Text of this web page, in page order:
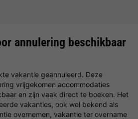
annulering beschikbaar
vakantie geannuleerd. Deze
vrijgekomen accommodaties
en zijn vaak direct te boeken. Het
vakanties, ook wel bekend als
overnemen, vakantie ter overname